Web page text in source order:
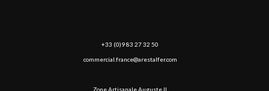
+33 (0)9 83 27 32 50
commercial.france@arestalfer.com
Zone Artisanale Auguste II